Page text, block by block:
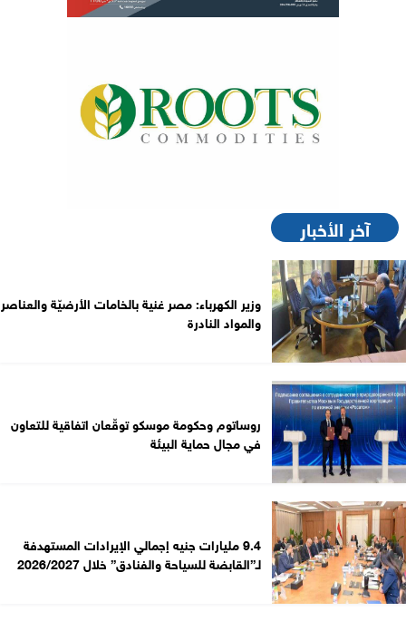
آخر الأخبار
وزير الكهرباء: مصر غنية بالخامات الأرضيّة والعناصر
والمواد النادرة
روساتوم وحكومة موسكو توقّعان اتفاقية للتعاون
في مجال حماية البيئة
9.4 مليارات جنيه إجمالي الإيرادات المستهدفة
لـ”القابضة للسياحة والفنادق” خلال 2026/2027